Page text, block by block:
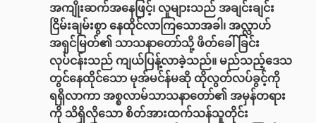
အကျိုးဆက်အနေဖြင့်၊ လူများသည် အချင်းချင်း
ငြိမ်းချမ်းစွာ နေထိုင်လာကြသောအခါ၊ အလ္လာဟ်
အရှင်မြတ်၏ သာသနာတော်သို့ ဖိတ်ခေါ်ခြင်း
လုပ်ငန်းသည် ကျယ်ပြန့်လာခဲ့သည်။ မည်သည့်ဒေသ
တွင်နေထိုင်သော မုအ်မင်န်မဆို ထိုလွတ်လပ်ခွင့်ကို
ရရှိလာကာ အစ္စလာမ်သာသနာတော်၏ အမှန်တရား
ကို သိရှိလိုသော စိတ်အားထက်သန်သူတိုင်း